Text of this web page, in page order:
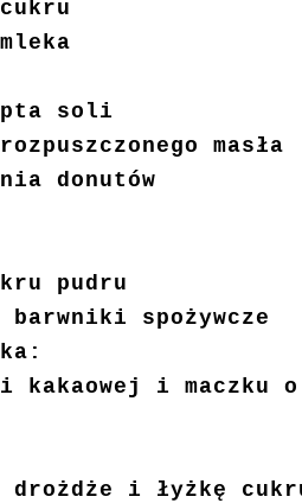
soli
masła
donutów
pudru
spożywcze
kakaowej i maczku o
drożdże i łyżkę